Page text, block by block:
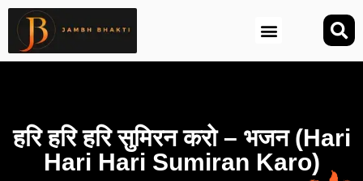
हरि हरि हरि सुमिरन करो – भजन (Hari
Hari Hari Sumiran Karo)